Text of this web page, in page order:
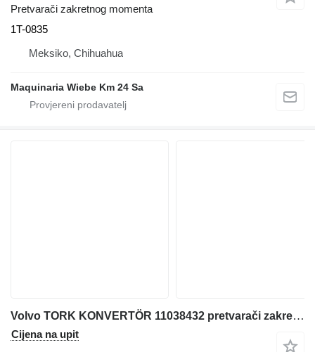
Pretvarači zakretnog momenta
1T-0835
Meksiko, Chihuahua
Maquinaria Wiebe Km 24 Sa
Volvo TORK KONVERTÖR 11038432 pretvarači zakretnog momenta za Volvo A25C, A30C, A30C BM, A35C, A35C BM prednjeg utovarivača
Cijena na upit